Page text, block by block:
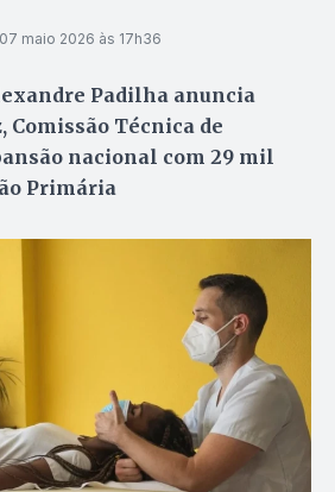
07 maio 2026 às 17h36
Padilha anuncia
Comissão Técnica de
nacional com 29 mil
Primária